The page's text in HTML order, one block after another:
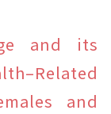
and its
and